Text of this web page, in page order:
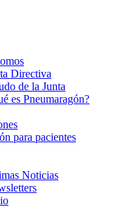
Directiva
de la Junta
es Pneumaragón?
para pacientes
Noticias